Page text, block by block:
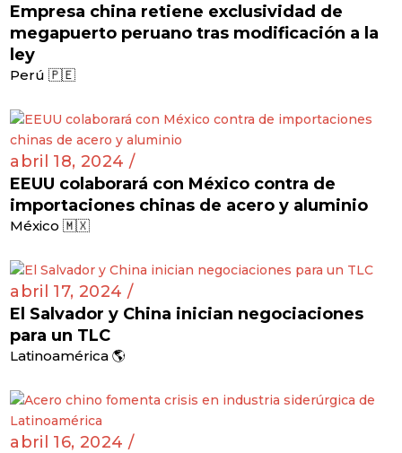
Empresa china retiene exclusividad de
megapuerto peruano tras modificación a la
ley
Perú 🇵🇪
abril 18, 2024 /
EEUU colaborará con México contra de
importaciones chinas de acero y aluminio
México 🇲🇽
abril 17, 2024 /
El Salvador y China inician negociaciones
para un TLC
Latinoamérica 🌎
abril 16, 2024 /